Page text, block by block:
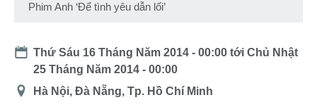
Phim Anh ‘Để tình yêu dẫn lối’
Date
Thứ Sáu 16 Tháng Năm 2014 - 00:00 tớiChủ Nhật
25 Tháng Năm 2014 - 00:00
Địa
Hà Nội, Đà Nẵng, Tp. Hồ Chí Minh